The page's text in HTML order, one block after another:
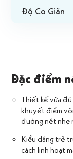
Độ Co Giãn
Đặc điểm
Thiết kế vừa
khuyết điểm
đường nét nhẹ
Kiểu dáng trẻ
cách linh hoạt